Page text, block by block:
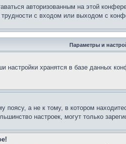
авторизованным на этой
с входом или выходом с
Параметры и
настройки хранятся в базе данных
а не к тому, в котором
настроек, могут только